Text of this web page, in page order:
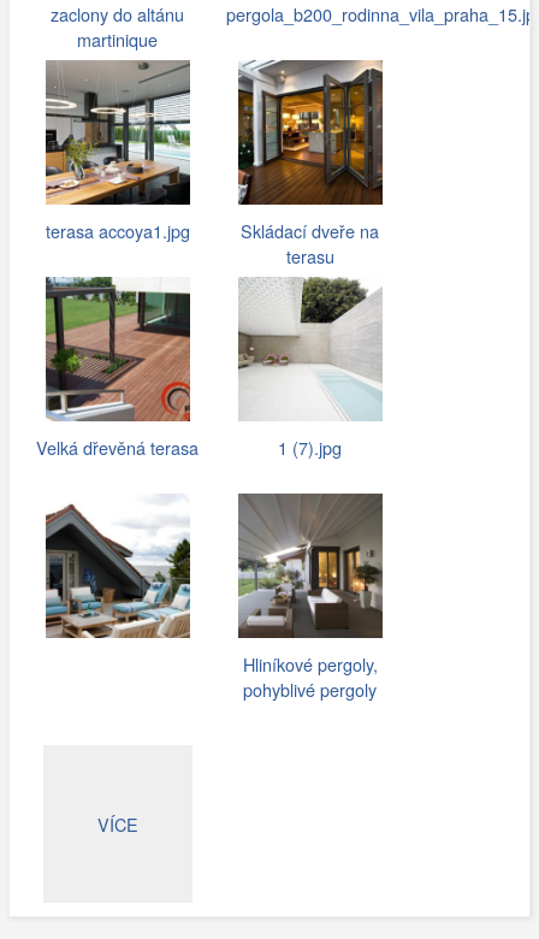
zaclony do altánu
martinique
terasa accoya1.jpg
Skládací dveře na
terasu
Velká dřevěná terasa 1 (7).jpg
Hliníkové pergoly,
pohyblivé pergoly
VÍCE